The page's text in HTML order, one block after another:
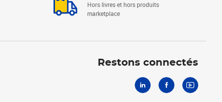
Hors livres et hors produits
marketplace
Restons connectés